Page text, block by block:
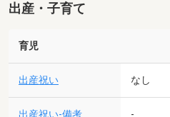
出産・子育て
育児
出産祝い なし
出産祝い-備考 -